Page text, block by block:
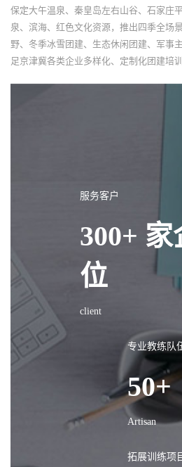
保定大午温泉、秦皇岛左右山谷、石家庄
泉、滨海、红色文化资源，推出四季全场
野、冬季冰雪团建、生态休闲团建、军事
足京津冀各类企业多样化、定制化团建培训
服务客户
300+
位
client
专业教练队
50+
Artisan
拓展训练项